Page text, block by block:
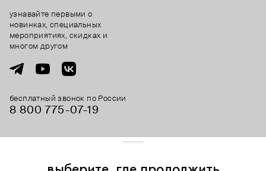
бесплатный звонок по России
8 800 775⁠-07⁠-19
узнавайте первыми о
новинках, специальных
мероприятиях, скидках и
многом другом